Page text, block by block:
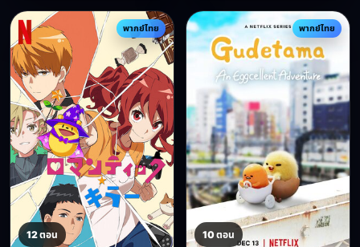
พากย์ไทย
12 ตอน
พากย์ไทย
10 ตอน